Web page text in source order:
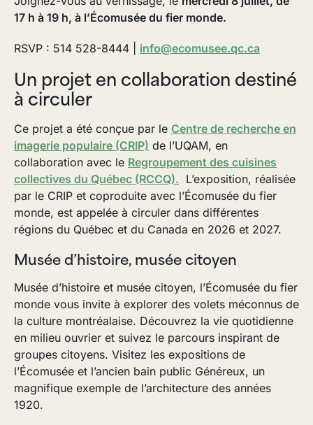
17 h à 19 h, à l’Écomusée du fier monde.
RSVP : 514 528-8444 | info@ecomusee.qc.ca
Un projet en collaboration destiné
à circuler
Ce projet a été conçue par le Centre de recherche en
imagerie populaire (CRIP) de l’UQAM, en
collaboration avec le Regroupement des cuisines
collectives du Québec (RCCQ). L’exposition, réalisée
par le CRIP et coproduite avec l’Écomusée du fier
monde, est appelée à circuler dans différentes
régions du Québec et du Canada en 2026 et 2027.
Musée d’histoire, musée citoyen
Musée d’histoire et musée citoyen, l’Écomusée du fier
monde vous invite à explorer des volets méconnus de
la culture montréalaise. Découvrez la vie quotidienne
en milieu ouvrier et suivez le parcours inspirant de
groupes citoyens. Visitez les expositions de
l’Écomusée et l’ancien bain public Généreux, un
magnifique exemple de l’architecture des années
1920.